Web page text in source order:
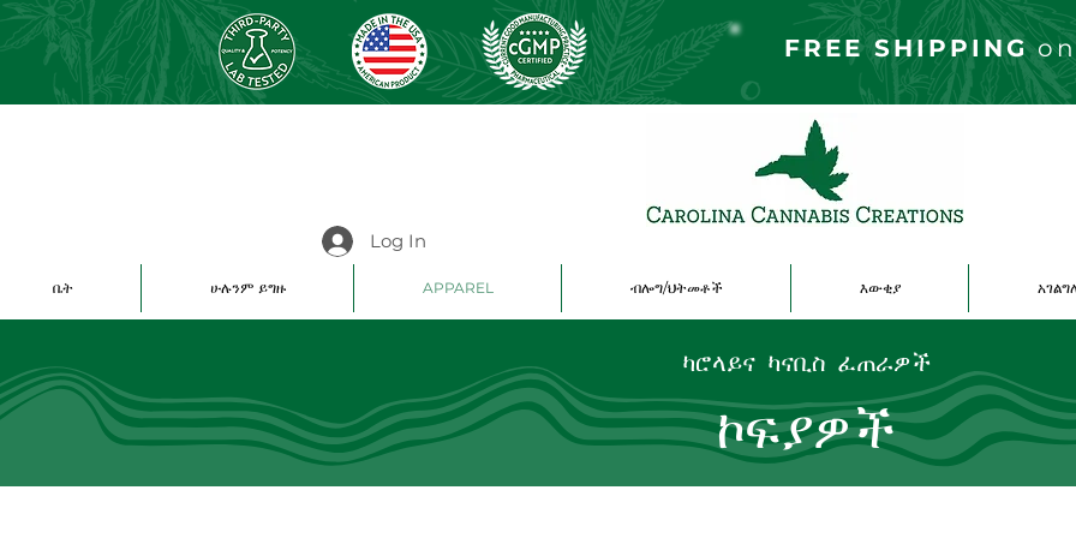
FREE SHIPPINGon
Log In
ቤት ሁሉንም ይግዙ APPAREL ብሎግ/ህትመቶች እውቂያ
ካሮላይና ካናቢስ ፈጠራዎች
ኮፍያዎች